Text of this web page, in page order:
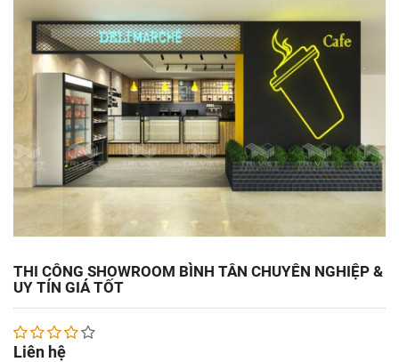
THI CÔNG SHOWROOM BÌNH TÂN CHUYÊN NGHIỆP &
UY TÍN GIÁ TỐT
Liên hệ